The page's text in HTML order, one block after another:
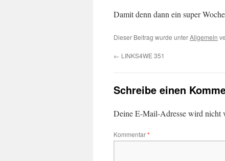
Damit denn dann ein super
Dieser Beitrag wurde unterAllgemein
← LINKS4WE 351
Schreibe einen
Deine E-Mail-Adresse wird nicht
Kommentar*